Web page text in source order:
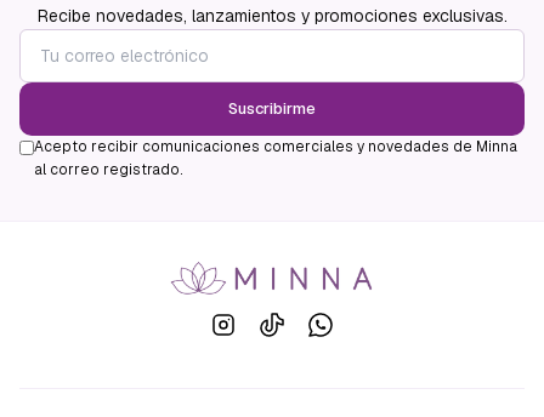
Recibe novedades, lanzamientos y promociones exclusivas.
Suscribirme
Acepto recibir comunicaciones comerciales y novedades de Minna
al correo registrado.